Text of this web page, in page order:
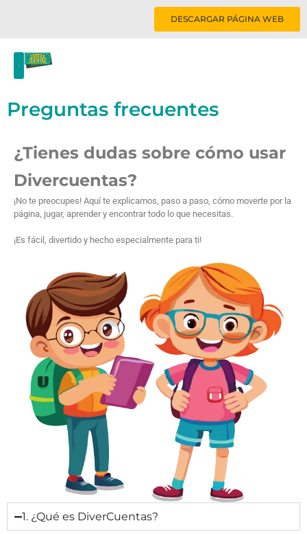
DESCARGAR PÁGINA WEB
Preguntas frecuentes
¿Tienes dudas sobre cómo usar
Divercuentas?
¡No te preocupes! Aquí te explicamos, paso a paso, cómo moverte por la
página, jugar, aprender y encontrar todo lo que necesitas.
¡Es fácil, divertido y hecho especialmente para ti!
1. ¿Qué es DiverCuentas?